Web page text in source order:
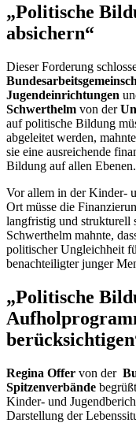
„Politische
absichern“
Dieser Forderung
Jugendeinrichtungen
Schwerthelm von der
auf politische Bildung
abgeleitet werden,
sie eine ausreichende
Bildung auf allen Ebenen.
Vor allem in der Kinder-
Ort müsse die
langfristig und strukturell
Schwerthelm mahnte,
politischer Ungleichheit
benachteiligter junger
„Politische
Regina Offer von der
Spitzenverbände
Kinder- und
Darstellung der